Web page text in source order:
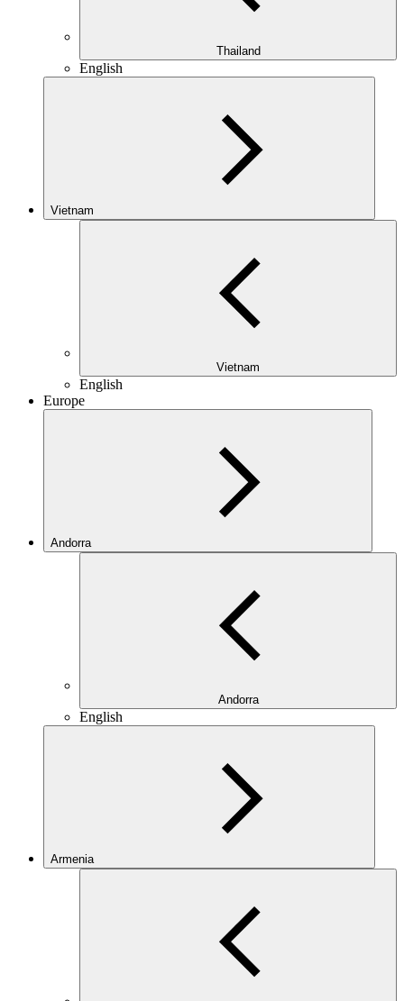
Thailand
English
Vietnam
Vietnam
English
Europe
Andorra
Andorra
English
Armenia